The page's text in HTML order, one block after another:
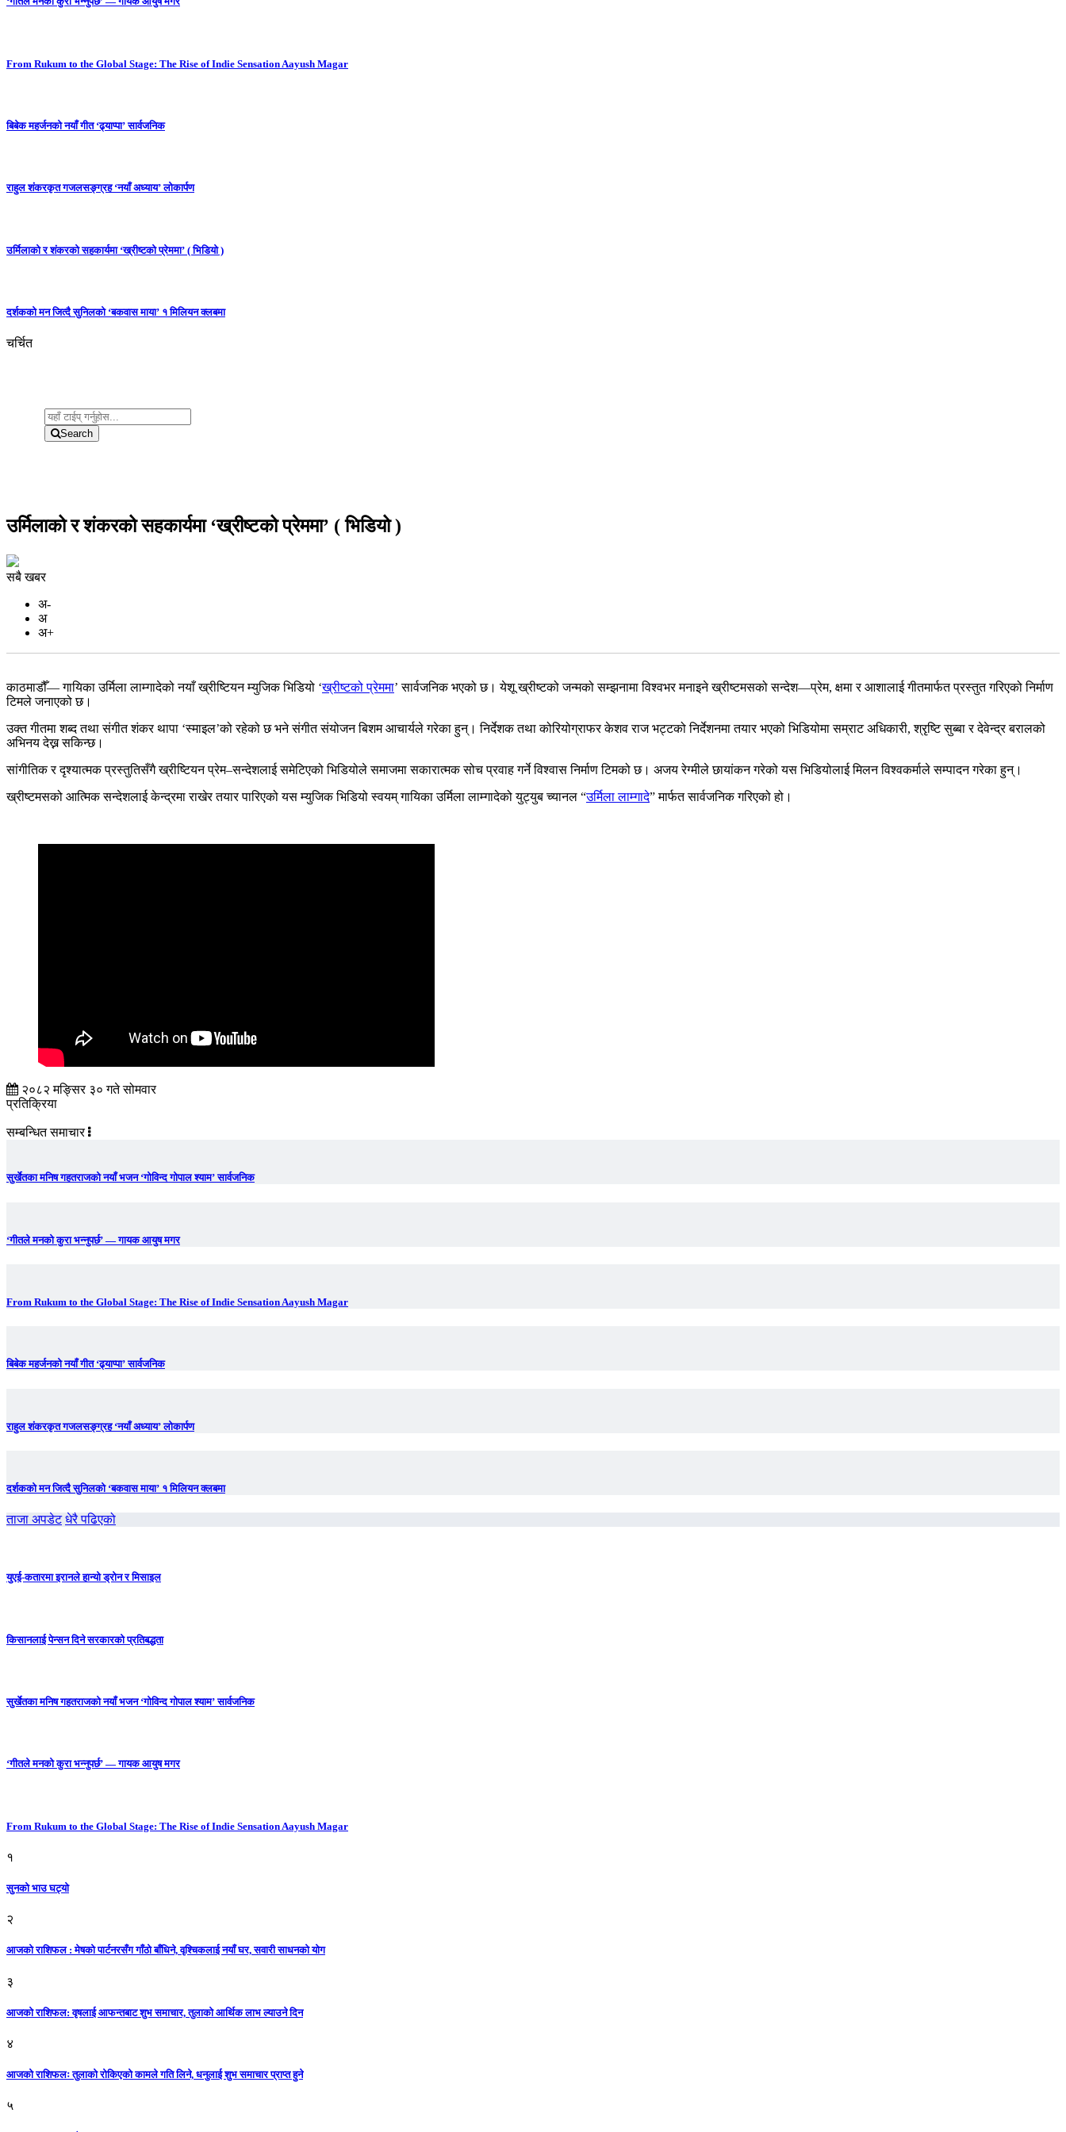
From Rukum to the Global Stage: The Rise of Indie Sensation Aayush Magar
बिबेक महर्जनको नयाँ गीत ‘ढ्याप्पा’ सार्वजनिक
राहुल शंकरकृत गजलसङ्ग्रह ‘नयाँ अध्याय’ लोकार्पण
उर्मिलाको र शंकरको सहकार्यमा ‘ख्रीष्टको प्रेममा’ ( भिडियो )
दर्शकको मन जित्दै सुनिलको ‘बकवास माया’ १ मिलियन क्लबमा
चर्चित
Search
उर्मिलाको र शंकरको सहकार्यमा ‘ख्रीष्टको प्रेममा’ ( भिडियो )
सबै खबर
अ-
अ
अ+
काठमाडौँ— गायिका उर्मिला लाम्गादेको नयाँ ख्रीष्टियन म्युजिक भिडियो ‘ख्रीष्टको प्रेममा’ सार्वजनिक भएको छ। येशू ख्रीष्टको जन्मको सम्झनामा विश्वभर मनाइने ख्रीष्टमसको सन्देश—प्रेम, क्षमा र आशालाई गीतमार्फत प्रस्तुत गरिएको निर्माण
टिमले जनाएको छ।
उक्त गीतमा शब्द तथा संगीत शंकर थापा ‘स्माइल’को रहेको छ भने संगीत संयोजन बिशम आचार्यले गरेका हुन्। निर्देशक तथा कोरियोग्राफर केशव राज भट्टको निर्देशनमा तयार भएको भिडियोमा सम्राट अधिकारी, श्रृष्टि सुब्बा र देवेन्द्र बरालको
अभिनय देख्न सकिन्छ।
सांगीतिक र दृश्यात्मक प्रस्तुतिसँगै ख्रीष्टियन प्रेम–सन्देशलाई समेटिएको भिडियोले समाजमा सकारात्मक सोच प्रवाह गर्ने विश्वास निर्माण टिमको छ। अजय रेग्मीले छायांकन गरेको यस भिडियोलाई मिलन विश्वकर्माले सम्पादन गरेका हुन्।
ख्रीष्टमसको आत्मिक सन्देशलाई केन्द्रमा राखेर तयार पारिएको यस म्युजिक भिडियो स्वयम् गायिका उर्मिला लाम्गादेको युट्युब च्यानल “उर्मिला लाम्गादे” मार्फत सार्वजनिक गरिएको हो।
२०८२ मङ्सिर ३० गते सोमवार
प्रतिक्रिया
सम्बन्धित समाचार
सुर्खेतका मनिष गहतराजको नयाँ भजन ‘गोविन्द गोपाल श्याम’ सार्वजनिक
‘गीतले मनको कुरा भन्नुपर्छ’ — गायक आयुष मगर
From Rukum to the Global Stage: The Rise of Indie Sensation Aayush Magar
बिबेक महर्जनको नयाँ गीत ‘ढ्याप्पा’ सार्वजनिक
राहुल शंकरकृत गजलसङ्ग्रह ‘नयाँ अध्याय’ लोकार्पण
दर्शकको मन जित्दै सुनिलको ‘बकवास माया’ १ मिलियन क्लबमा
ताजा अपडेट धेरै पढिएको
युएई-कतारमा इरानले हान्यो ड्रोन र मिसाइल
किसानलाई पेन्सन दिने सरकारको प्रतिबद्धता
सुर्खेतका मनिष गहतराजको नयाँ भजन ‘गोविन्द गोपाल श्याम’ सार्वजनिक
‘गीतले मनको कुरा भन्नुपर्छ’ — गायक आयुष मगर
From Rukum to the Global Stage: The Rise of Indie Sensation Aayush Magar
१
सुनको भाउ घट्याे
२
आजको राशिफल : मेषको पार्टनरसँग गाँठो बाँधिने, वृश्चिकलाई नयाँ घर, सवारी साधनकाे याेग
३
आजकाे राशिफल: वृषलाई आफन्तबाट शुभ समाचार, तुलाकाे आर्थिक लाभ ल्याउने दिन
४
आजको राशिफलः तुलाकाे रोकिएको कामले गति लिने, धनुलाई शुभ समाचार प्राप्त हुने
५